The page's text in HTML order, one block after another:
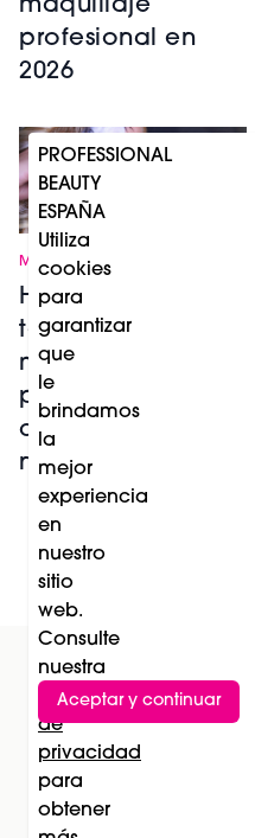
maquillaje
profesional en
2026
MAQUILLAJE Y PESTAÑAS
Halloween 2025:
tendencias de
maquillaje
profesional que
conquistan la
nueva temporada
PROFESSIONAL
BEAUTY
ESPAÑA
Utiliza
cookies
para
garantizar
que
le
brindamos
la
mejor
experiencia
en
nuestro
sitio
web.
Consulte
nuestra
Política
de
privacidad
para
obtener
Aceptar y continuar